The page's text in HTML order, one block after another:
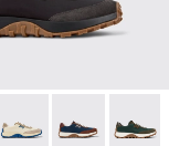
재 슈즈
- K100864-022 -
Drift Trail -Drift Trail -
Drift